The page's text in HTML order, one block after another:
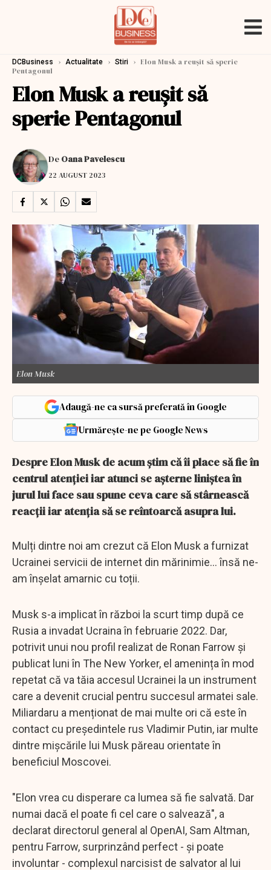
DCBusiness › Actualitate › Stiri › Elon Musk a reușit să sperie
Pentagonul
Elon Musk a reușit să
sperie Pentagonul
De Oana Pavelescu
22 AUGUST 2023
Elon Musk
Adaugă-ne ca sursă preferată în Google
Urmărește-ne pe Google News
Despre Elon Musk de acum știm că îi place să fie în
centrul atenției iar atunci se așterne liniștea în
jurul lui face sau spune ceva care să stârnească
reacții iar atenția să se reîntoarcă asupra lui.
Mulți dintre noi am crezut că Elon Musk a furnizat
Ucrainei servicii de internet din mărinimie... însă ne-
am înșelat amarnic cu toții.
Musk s-a implicat în război la scurt timp după ce
Rusia a invadat Ucraina în februarie 2022. Dar,
potrivit unui nou profil realizat de Ronan Farrow și
publicat luni în The New Yorker, el amenința în mod
repetat că va tăia accesul Ucrainei la un instrument
care a devenit crucial pentru succesul armatei sale.
Miliardaru a menționat de mai multe ori că este în
contact cu președintele rus Vladimir Putin, iar multe
dintre mișcările lui Musk păreau orientate în
beneficiul Moscovei.
"Elon vrea cu disperare ca lumea să fie salvată. Dar
numai dacă el poate fi cel care o salvează", a
declarat directorul general al OpenAI, Sam Altman,
pentru Farrow, surprinzând perfect - și poate
involuntar - complexul narcisist de salvator al lui